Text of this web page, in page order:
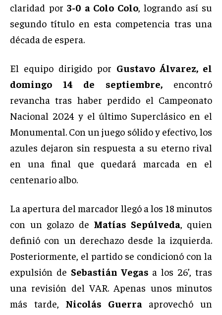
claridad por 3-0 a Colo Colo, logrando así su
segundo título en esta competencia tras una
década de espera.
El equipo dirigido por Gustavo Álvarez, el
domingo 14 de septiembre,encontró
revancha tras haber perdido el Campeonato
Nacional 2024 y el último Superclásico en el
Monumental. Con un juego sólido y efectivo, los
azules dejaron sin respuesta a su eterno rival
en una final que quedará marcada en el
centenario albo.
La apertura del marcador llegó a los 18 minutos
con un golazo de Matías Sepúlveda , quien
definió con un derechazo desde la izquierda.
Posteriormente, el partido se condicionó con la
expulsión de Sebastián Vegas a los 26’, tras
una revisión del VAR. Apenas unos minutos
más tarde, Nicolás Guerra aprovechó un